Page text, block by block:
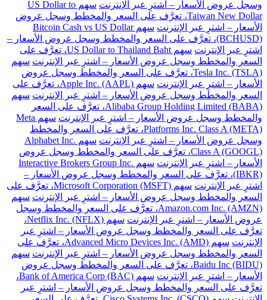
وسجل عروض الأسعار – اشترِ عبر الإنترنت
سهم US Dollar to
Taiwan New Dollar، تعرَّف على السعر والمخطط وسجل عروض
الأسعار – اشترِ عبر الإنترنت
سهم Bitcoin Cash vs US Dollar
(BCHUSD)، تعرَّف على السعر والمخطط وسجل عروض الأسعار –
اشترِ عبر الإنترنت
سهم US Dollar to Thailand Baht، تعرَّف على
السعر والمخطط وسجل عروض الأسعار – اشترِ عبر الإنترنت سهم
Tesla Inc. (TSLA)، تعرَّف على السعر والمخطط وسجل عروض
الأسعار – اشترِ عبر الإنترنت
سهم Apple Inc. (AAPL)، تعرَّف على
السعر والمخطط وسجل عروض الأسعار – اشترِ عبر الإنترنت سهم
Alibaba Group Holding Limited (BABA)، تعرَّف على السعر
والمخطط وسجل عروض الأسعار – اشترِ عبر الإنترنت
سهم Meta
Platforms Inc. Class A (META)، تعرَّف على السعر والمخطط
وسجل عروض الأسعار – اشترِ عبر الإنترنت
سهم Alphabet Inc.
Class A (GOOGL)، تعرَّف على السعر والمخطط وسجل عروض
الأسعار – اشترِ عبر الإنترنت
سهم Interactive Brokers Group Inc.
(IBKR)، تعرَّف على السعر والمخطط وسجل عروض الأسعار –
اشترِ عبر الإنترنت
سهم Microsoft Corporation (MSFT)، تعرَّف على
السعر والمخطط وسجل عروض الأسعار – اشترِ عبر الإنترنت سهم
Amazon.com Inc. (AMZN)، تعرَّف على السعر والمخطط وسجل
عروض الأسعار – اشترِ عبر الإنترنت
سهم Netflix Inc. (NFLX)،
تعرَّف على السعر والمخطط وسجل عروض الأسعار – اشترِ عبر
الإنترنت
سهم Advanced Micro Devices Inc. (AMD)، تعرَّف على
السعر والمخطط وسجل عروض الأسعار – اشترِ عبر الإنترنت سهم
Baidu Inc (BIDU)، تعرَّف على السعر والمخطط وسجل عروض
الأسعار – اشترِ عبر الإنترنت
سهم Bank of America Corp (BAC)،
تعرَّف على السعر والمخطط وسجل عروض الأسعار – اشترِ عبر